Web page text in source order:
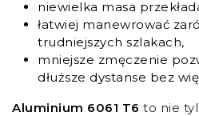
niewielka masa
łatwiej manewrować
trudniejszych szlakach,
mniejsze zmęczenie
dłuższe dystanse bez
Aluminium 6061 T6 to nie